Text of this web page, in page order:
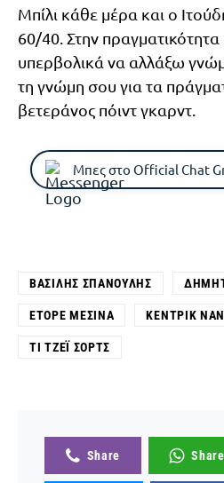
Μπίλι κάθε μέρα και ο
60/40. Στην
υπερβολικά να αλλάξω
τη γνώμη σου για τα
βετεράνος πόιντ γκαρντ.
Μπες στο Official Chat
ΒΑΣΊΛΗΣ ΣΠΑΝΟΎΛΗΣ
ΈΤΟΡΕ ΜΕΣΊΝΑ ΚΈΝΤΡΙΚ ΝΑΝ
ΤΙ ΤΖΈΙ ΣΟΡΤΣ
Share Share